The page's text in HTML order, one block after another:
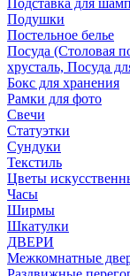
Подставка для
Подушки
Постельное белье
Посуда (Столовая
хрусталь, Посуда
Бокс для хранения
Рамки для фото
Свечи
Статуэтки
Сундуки
Текстиль
Цветы
Часы
Ширмы
Шкатулки
ДВЕРИ
Межкомнатные